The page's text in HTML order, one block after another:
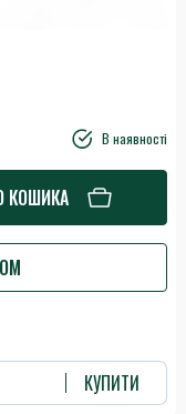
В наявності
КОШИКА
КУПИТИ